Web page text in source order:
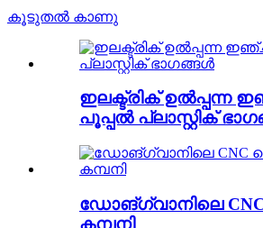
കൂടുതൽ കാണു
ഇലക്ട്രിക് ഉൽപ്പന്ന
പൂപ്പൽ പ്ലാസ്റ്റിക്
ഡോങ്‌ഗ്വാനിലെ CNC
കമ്പനി